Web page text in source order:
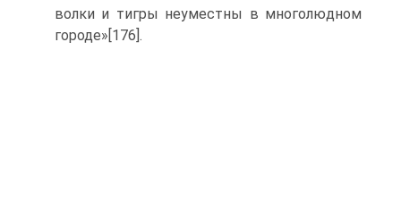
волки и тигры неуместны в многолюдном
городе»[176].